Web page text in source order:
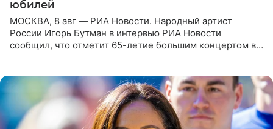
юбилей
МОСКВА, 8 авг — РИА Новости. Народный артист
России Игорь Бутман в интервью РИА Новости
сообщил, что отметит 65-летие большим концертом в